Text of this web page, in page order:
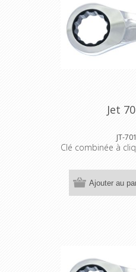
Jet
JT-
Clé combinée à
Ajouter au